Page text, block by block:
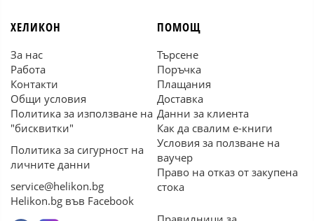
ХЕЛИКОН
За нас
Работа
Контакти
Общи условия
Политика за използване на
"бисквитки"
Политика за сигурност на
личните данни
service@helikon.bg
Helikon.bg във Facebook
ПОМОЩ
Търсене
Поръчка
Плащания
Доставка
Данни за клиента
Как да свалим е-книги
Условия за ползване на
ваучер
Право на отказ от закупена
стока